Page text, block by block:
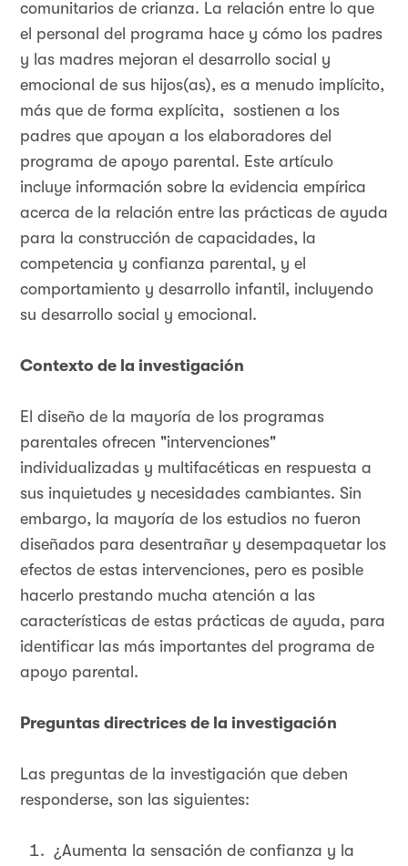
comunitarios de crianza. La relación entre lo que
el personal del programa hace y cómo los padres
y las madres mejoran el desarrollo social y
emocional de sus hijos(as), es a menudo implícito,
más que de forma explícita, sostienen a los
padres que apoyan a los elaboradores del
programa de apoyo parental. Este artículo
incluye información sobre la evidencia empírica
acerca de la relación entre las prácticas de ayuda
para la construcción de capacidades, la
competencia y confianza parental, y el
comportamiento y desarrollo infantil, incluyendo
su desarrollo social y emocional.
Contexto de la investigación
El diseño de la mayoría de los programas
parentales ofrecen "intervenciones"
individualizadas y multifacéticas en respuesta a
sus inquietudes y necesidades cambiantes. Sin
embargo, la mayoría de los estudios no fueron
diseñados para desentrañar y desempaquetar los
efectos de estas intervenciones, pero es posible
hacerlo prestando mucha atención a las
características de estas prácticas de ayuda, para
identificar las más importantes del programa de
apoyo parental.
Preguntas directrices de la investigación
Las preguntas de la investigación que deben
responderse, son las siguientes:
¿Aumenta la sensación de confianza y la